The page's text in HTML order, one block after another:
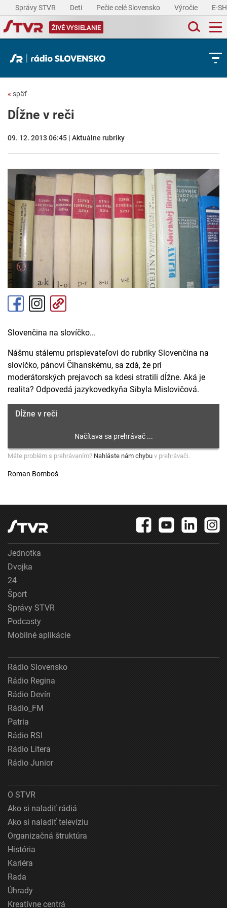
Správy STVR Deti Pečie celé Slovensko Výročie E-
ŽIVÉ VYSIELANIE
« späť
Dĺžne v reči
09. 12. 2013 06:45 | Aktuálne rubriky
Slovenčina na slovíčko...
Nášmu stálemu prispievateľovi do rubriky Slovenčina na
slovíčko, pánovi Čihanskému, sa zdá, že pri
moderátorských prejavoch sa kdesi stratili dĺžne. Aká je
realita? Odpovedá jazykovedkyňa Sibyla Mislovičová.
Dĺžne v reči
Máte problém s prehrávaním? Nahláste nám chybu v prehrávači.
Roman Bomboš
Jednotka
Dvojka
24
Šport
Správy STVR
Podcasty
Mobilné aplikácie
Rádio Slovensko
Rádio Regina
Rádio Devín
Rádio_FM
Patria
Rádio RSI
Rádio Litera
Rádio Junior
O STVR
Ako si naladiť rádiá
Ako si naladiť televíziu
Organizačná štruktúra
História
Kariéra
Rada
Úhrady
Kreatívne centrá